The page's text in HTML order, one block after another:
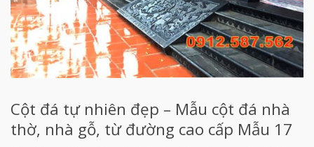
Cột đá tự nhiên đẹp – Mẫu cột đá nhà
thờ, nhà gỗ, từ đường cao cấp Mẫu 17